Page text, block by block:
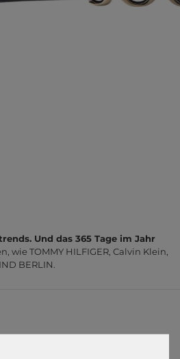
Und das 365 Tage im Jahr
wie TOMMY HILFIGER, Calvin Klein,
BERLIN.